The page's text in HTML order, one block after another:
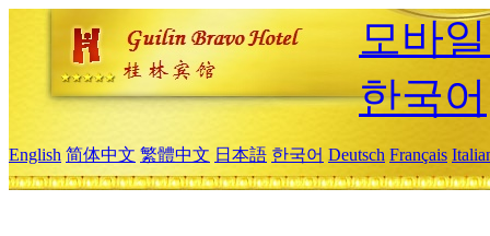
모바
한국어
English 简体中文 繁體中文 日本語 한국어 Deutsch Français